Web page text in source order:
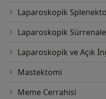
Laparoskopik
Laparoskopik
Laparoskopik ve Açık
Mastektomi
Meme Cerrahisi